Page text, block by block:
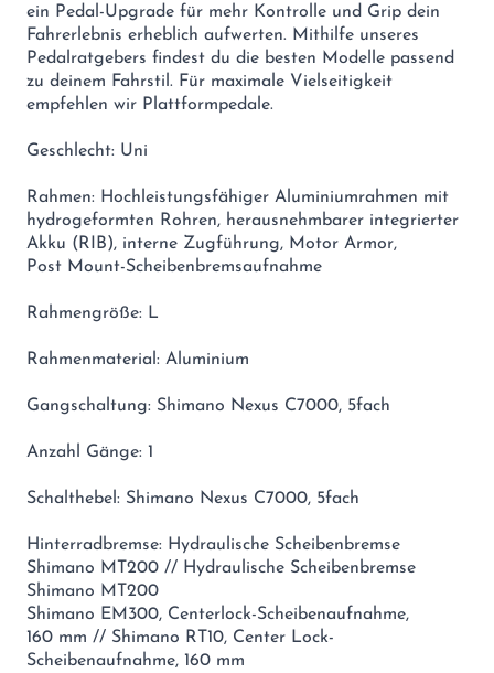
ein Pedal-Upgrade für mehr Kontrolle und Grip dein
Fahrerlebnis erheblich aufwerten. Mithilfe unseres
Pedalratgebers findest du die besten Modelle passend
zu deinem Fahrstil. Für maximale Vielseitigkeit
empfehlen wir Plattformpedale.
Geschlecht: Uni
Rahmen: Hochleistungsfähiger Aluminiumrahmen mit
hydrogeformten Rohren, herausnehmbarer integrierter
Akku (RIB), interne Zugführung, Motor Armor,
Post Mount-Scheibenbremsaufnahme
Rahmengröße: L
Rahmenmaterial: Aluminium
Gangschaltung: Shimano Nexus C7000, 5fach
Anzahl Gänge: 1
Schalthebel: Shimano Nexus C7000, 5fach
Hinterradbremse: Hydraulische Scheibenbremse
Shimano MT200 // Hydraulische Scheibenbremse
Shimano MT200
Shimano EM300, Centerlock-Scheibenaufnahme,
160 mm // Shimano RT10, Center Lock-
Scheibenaufnahme, 160 mm